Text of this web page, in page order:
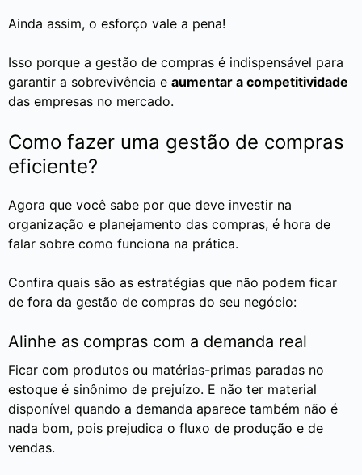
Ainda assim, o esforço vale a pena!
Isso porque a gestão de compras é indispensável para
garantir a sobrevivência e aumentar a competitividade
das empresas no mercado.
Como fazer uma gestão de compras
eficiente?
Agora que você sabe por que deve investir na
organização e planejamento das compras, é hora de
falar sobre como funciona na prática.
Confira quais são as estratégias que não podem ficar
de fora da gestão de compras do seu negócio:
Alinhe as compras com a demanda real
Ficar com produtos ou matérias-primas paradas no
estoque é sinônimo de prejuízo. E não ter material
disponível quando a demanda aparece também não é
nada bom, pois prejudica o fluxo de produção e de
vendas.